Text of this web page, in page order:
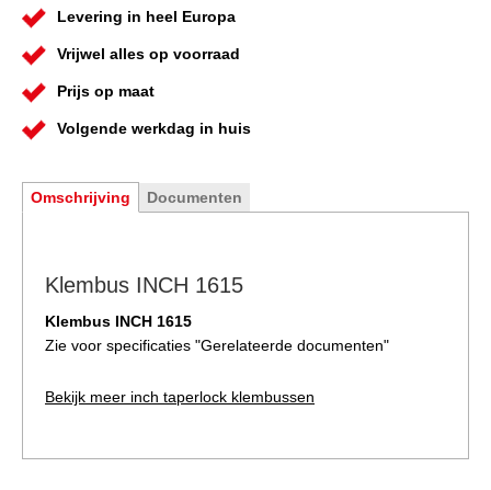
Levering in heel Europa
Vrijwel alles op voorraad
Prijs op maat
Volgende werkdag in huis
Omschrijving Documenten
Klembus INCH 1615
Klembus INCH 1615
Zie voor specificaties "Gerelateerde documenten"
Bekijk meer inch taperlock klembussen